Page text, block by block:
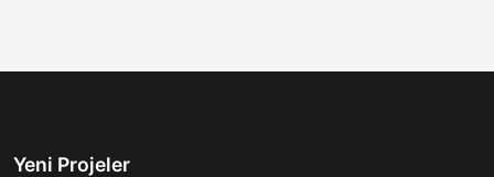
Yeni Projeler